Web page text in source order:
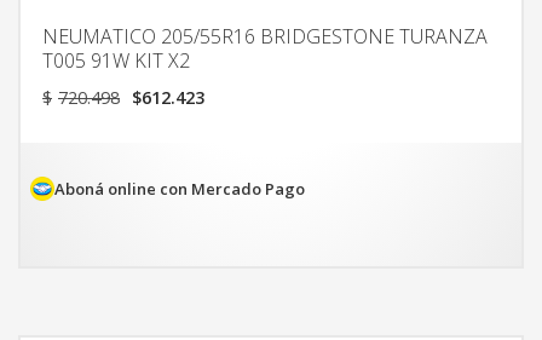
NEUMATICO 205/55R16 BRIDGESTONE TURANZA
T005 91W KIT X2
$ 720.498 El
$720.498.
$612.423El
$612.423.
Aboná online con Mercado Pago